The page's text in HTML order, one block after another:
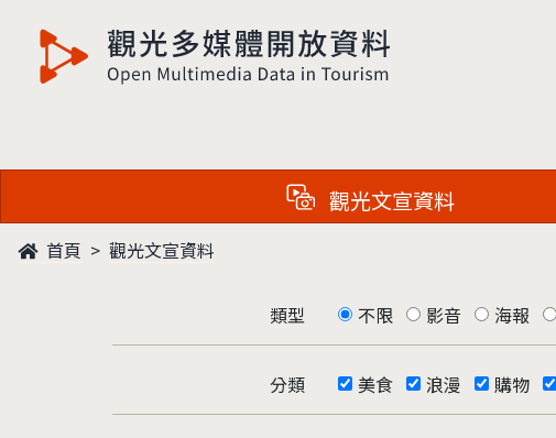
觀光多媒體開放資料
觀光文宣資料
首頁 觀光文宣資料
類型 不限 影音 海報
分類 美食 浪漫 購物